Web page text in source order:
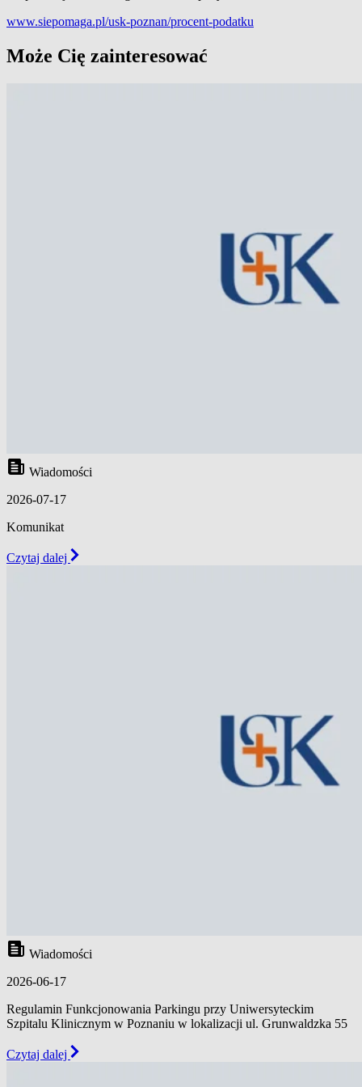
www.siepomaga.pl/usk-poznan/procent-podatku
Może Cię zainteresować
Wiadomości
2026-07-17
Komunikat
Czytaj dalej
Wiadomości
2026-06-17
Regulamin Funkcjonowania Parkingu przy Uniwersyteckim
Szpitalu Klinicznym w Poznaniu w lokalizacji ul. Grunwaldzka 55
Czytaj dalej